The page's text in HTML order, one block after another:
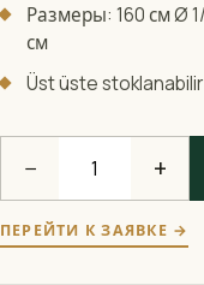
Размеры: 160 см Ø
см
Üst üste stoklanabilir
− +
ПЕРЕЙТИ К ЗАЯВКЕ →